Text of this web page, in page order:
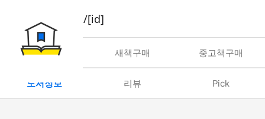
book/rent/[id]
대여 새책구매 중고책구매
도서정보 리뷰 Pick